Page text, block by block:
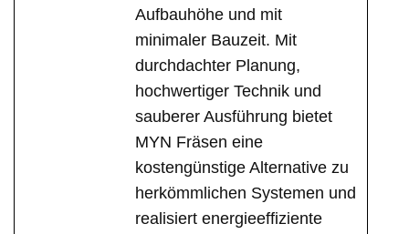
Aufbauhöhe und mit
minimaler Bauzeit. Mit
durchdachter Planung,
hochwertiger Technik und
sauberer Ausführung bietet
MYN Fräsen eine
kostengünstige Alternative zu
herkömmlichen Systemen und
realisiert energieeffiziente